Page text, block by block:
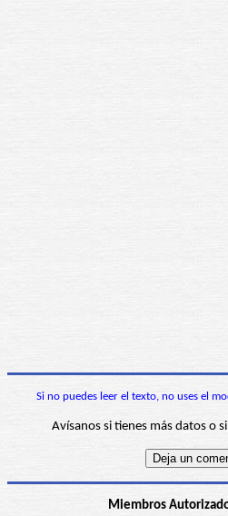
Si no puedes leer el texto, no uses el
Avísanos si tienes más datos o
Miembros